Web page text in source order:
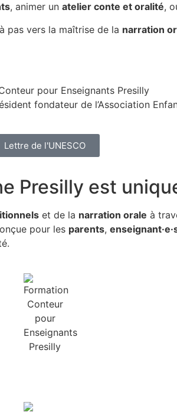
, animer un atelier conte et oralité,
pas vers la maîtrise de la narration
fondateur de l’Association
Lettre de l'UNESCO
Presilly est
et de la narration orale à
pour les parents,